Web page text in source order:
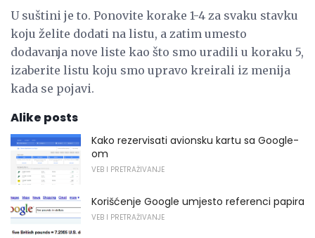
U suštini je to. Ponovite korake 1-4 za svaku stavku
koju želite dodati na listu, a zatim umesto
dodavanja nove liste kao što smo uradili u koraku 5,
izaberite listu koju smo upravo kreirali iz menija
kada se pojavi.
Alike posts
Kako rezervisati avionsku kartu sa Google-
om
VEB I PRETRAŽIVANJE
Korišćenje Google umjesto referenci papira
VEB I PRETRAŽIVANJE